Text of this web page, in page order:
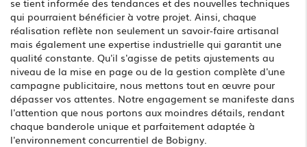
qui pourraient bénéficier à votre projet. Ainsi, chaque
réalisation reflète non seulement un savoir-faire artisanal
mais également une expertise industrielle qui garantit une
qualité constante. Qu'il s'agisse de petits ajustements au
niveau de la mise en page ou de la gestion complète d'une
campagne publicitaire, nous mettons tout en œuvre pour
dépasser vos attentes. Notre engagement se manifeste dans
l'attention que nous portons aux moindres détails, rendant
chaque banderole unique et parfaitement adaptée à
l'environnement concurrentiel de Bobigny.